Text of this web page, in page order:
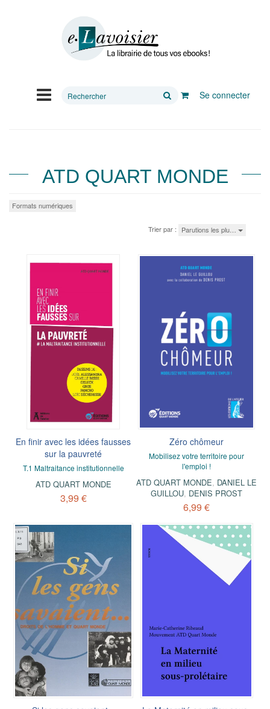
Rechercher
Se connecter
ATD QUART MONDE
Formats numériques
Trier par : Parutions les plu…
En finir avec les idées fausses
sur la pauvreté
T.1 Maltraitance institutionnelle
ATD QUART MONDE
3,99 €
Zéro chômeur
Mobilisez votre territoire pour
l'emploi !
ATD QUART MONDE, DANIEL LE
GUILLOU, DENIS PROST
6,99 €